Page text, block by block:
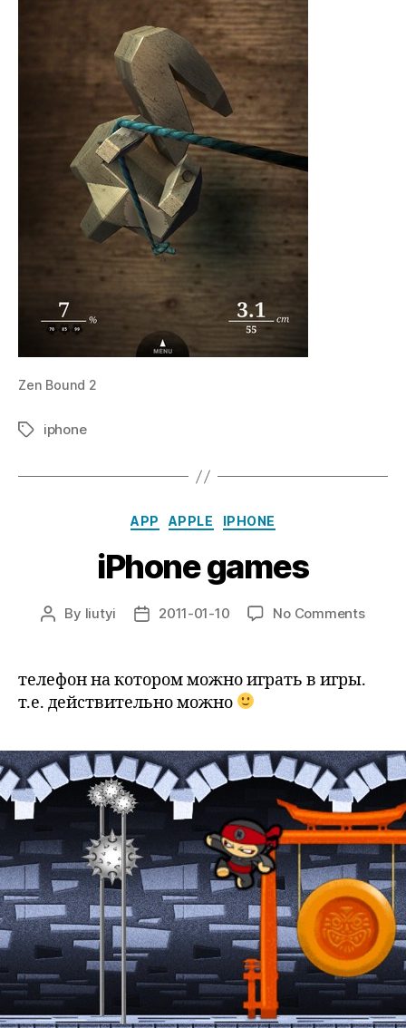
Zen Bound 2
Tagsiphone
Categories
APP APPLE IPHONE
iPhone games
Post
By liutyi
Post2011-01-10 No Commentson
телефон на котором можно играть в игры.
т.е. действительно можно